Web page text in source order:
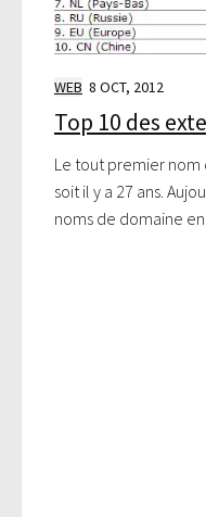
WEB 8 OCT, 2012
Top 10 des
Le tout premier nom
soit il y a 27 ans.
noms de domaine en